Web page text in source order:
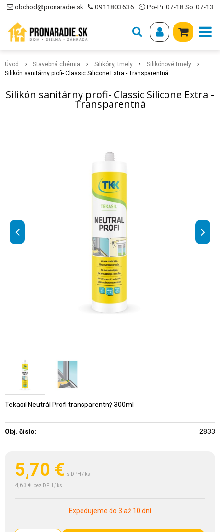
obchod@pronaradie.sk 0911803636 ⏲ Po-Pi: 07-18 So: 07-13
Úvod Stavebná chémia Silikóny, tmely
Silikónové tmely
Silikón sanitárny profi- Classic Silicone Extra - Transparentná
Silikón sanitárny profi- Classic Silicone Extra -
Transparentná
5,70 € s DPH / ks
4,63 € bez DPH / ks
Expedujeme do 3 až 10 dní
Tekasil Neutrál Profi transparentný 300ml
Obj. čislo: 2833